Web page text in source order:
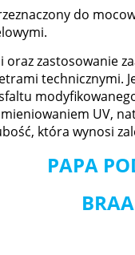
do
zastosowanie
technicznymi.
UV,
która wynosi
PAPA